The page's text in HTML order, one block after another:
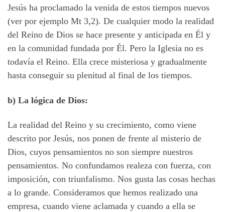
Jesús ha proclamado la venida de estos tiempos nuevos
(ver por ejemplo Mt 3,2). De cualquier modo la realidad
del Reino de Dios se hace presente y anticipada en Él y
en la comunidad fundada por Él. Pero la Iglesia no es
todavía el Reino. Ella crece misteriosa y gradualmente
hasta conseguir su plenitud al final de los tiempos.
b) La lógica de Dios:
La realidad del Reino y su crecimiento, como viene
descrito por Jesús, nos ponen de frente al misterio de
Dios, cuyos pensamientos no son siempre nuestros
pensamientos. No confundamos realeza con fuerza, con
imposición, con triunfalismo. Nos gusta las cosas hechas
a lo grande. Consideramos que hemos realizado una
empresa, cuando viene aclamada y cuando a ella se